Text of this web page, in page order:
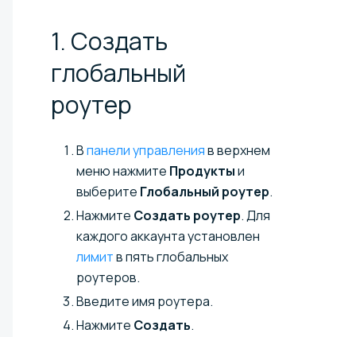
1. Создать
глобальный
роутер
Впанели управленияв верхнем
меню нажмите Продуктыи
выберите Глобальный роутер.
Нажмите Создать роутер. Для
каждого аккаунта установлен
лимитв пять глобальных
роутеров.
Введите имя роутера.
Нажмите Создать.